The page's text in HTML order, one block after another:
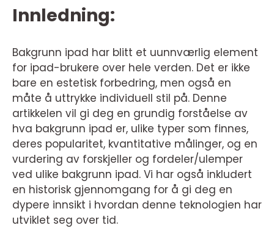
Innledning:
Bakgrunn ipad har blitt et uunnværlig element
for ipad-brukere over hele verden. Det er ikke
bare en estetisk forbedring, men også en
måte å uttrykke individuell stil på. Denne
artikkelen vil gi deg en grundig forståelse av
hva bakgrunn ipad er, ulike typer som finnes,
deres popularitet, kvantitative målinger, og en
vurdering av forskjeller og fordeler/ulemper
ved ulike bakgrunn ipad. Vi har også inkludert
en historisk gjennomgang for å gi deg en
dypere innsikt i hvordan denne teknologien har
utviklet seg over tid.